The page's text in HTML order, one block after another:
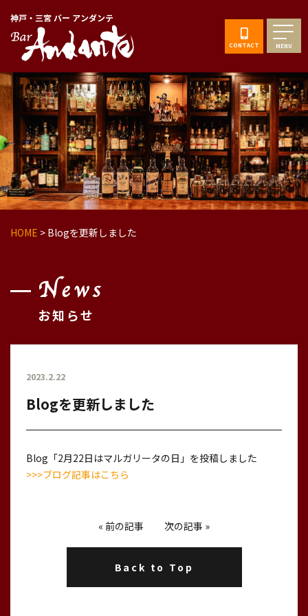
神戸・三宮 バー アンダンテ
CONTACT MENU
HOME > Blogを更新しました
News
お知らせ
2023.2.22
Blogを更新しました
Blog「2月22日はマルガリータの日」を投稿しました
>>>ブログ記事はこちら
« 前の記事 次の記事 »
Back to Top